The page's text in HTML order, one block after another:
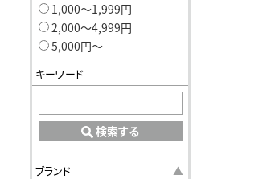
1,000〜1,999円
2,000〜4,999円
5,000円〜
キーワード
検索する
ブランド